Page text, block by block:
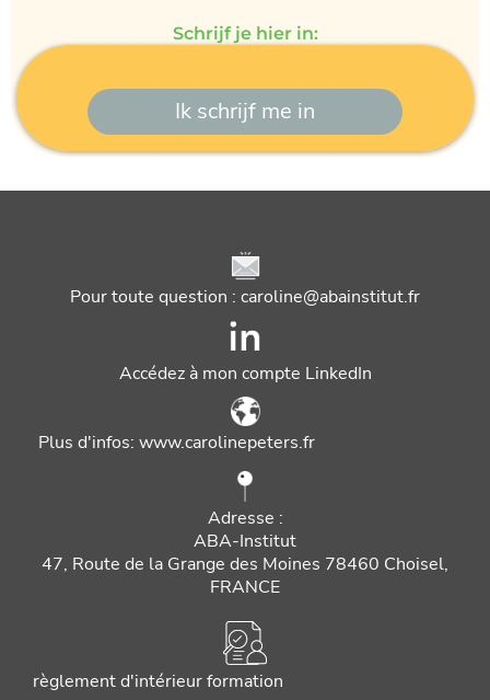
Schrijf je hier in:
Ik schrijf me in
Pour toute question : caroline@abainstitut.fr
Accédez à mon compte LinkedIn
Plus d'infos: www.carolinepeters.fr
Adresse :
ABA-Institut
47, Route de la Grange des Moines 78460 Choisel,
FRANCE
règlement d'intérieur formation